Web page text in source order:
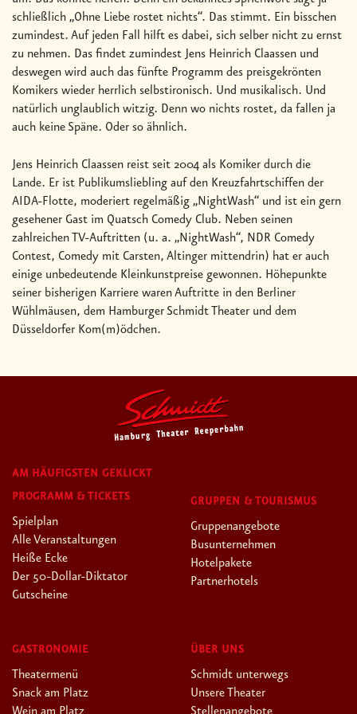
schließlich „Ohne Liebe rostet nichts“. Das stimmt. Ein bisschen
zumindest. Auf jeden Fall hilft es dabei, sich selber nicht zu ernst
zu nehmen. Das findet zumindest Jens Heinrich Claassen und
deswegen wird auch das fünfte Programm des preisgekrönten
Komikers wieder herrlich selbstironisch. Und musikalisch. Und
natürlich unglaublich witzig. Denn wo nichts rostet, da fallen ja
auch keine Späne. Oder so ähnlich.
Jens Heinrich Claassen reist seit 2004 als Komiker durch die
Lande. Er ist Publikumsliebling auf den Kreuzfahrtschiffen der
AIDA-Flotte, moderiert regelmäßig „NightWash“ und ist ein gern
gesehener Gast im Quatsch Comedy Club. Neben seinen
zahlreichen TV-Auftritten (u. a. „NightWash“, NDR Comedy
Contest, Comedy mit Carsten, Altinger mittendrin) hat er auch
einige unbedeutende Kleinkunstpreise gewonnen. Höhepunkte
seiner bisherigen Karriere waren Auftritte in den Berliner
Wühlmäusen, dem Hamburger Schmidt Theater und dem
Düsseldorfer Kom(m)ödchen.
AM HÄUFIGSTEN GEKLICKT
PROGRAMM & TICKETS
Spielplan
Alle Veranstaltungen
Heiße Ecke
Der 50-Dollar-Diktator
Gutscheine
GRUPPEN & TOURISMUS
Gruppenangebote
Busunternehmen
Hotelpakete
Partnerhotels
GASTRONOMIE
Theatermenü
Snack am Platz
ÜBER UNS
Schmidt unterwegs
Unsere Theater